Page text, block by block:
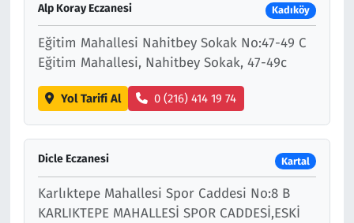
Alp Koray Eczanesi Kadıköy
Eğitim Mahallesi Nahitbey Sokak No:47-49 C
Eğitim Mahallesi, Nahitbey Sokak, 47-49c
Yol Tarifi Al 0 (216) 414 19 74
Dicle Eczanesi Kartal
Karlıktepe Mahallesi Spor Caddesi No:8 B
KARLIKTEPE MAHALLESİ SPOR CADDESİ,ESKİ
Eğitim
Turizm
Yerel